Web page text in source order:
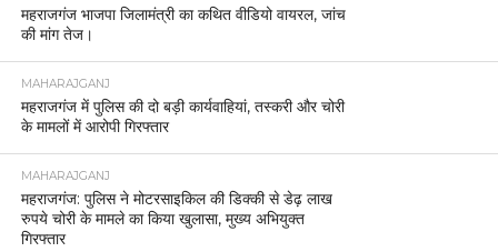
महराजगंज भाजपा जिलामंत्री का कथित वीडियो वायरल, जांच
की मांग तेज।
MAHARAJGANJ
महराजगंज में पुलिस की दो बड़ी कार्यवाहियां, तस्करी और चोरी
के मामलों में आरोपी गिरफ्तार
MAHARAJGANJ
महराजगंज: पुलिस ने मोटरसाइकिल की डिक्की से डेढ़ लाख
रुपये चोरी के मामले का किया खुलासा, मुख्य अभियुक्त
गिरफ्तार